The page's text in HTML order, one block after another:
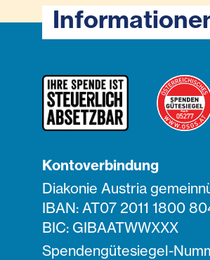
Kontoverbindung
Diakonie Austria
IBAN: AT07 2011 1800
BIC: GIBAATWWXXX
Spendengütesiegel-